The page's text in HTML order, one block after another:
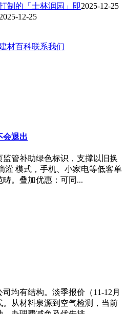
制的「士林润园」即2025-12-25
2025-12-25
材百科联系我们
会退出
管补助绿色标识，支撑以旧换
灌 模式，手机、小家电等低客单
。叠加优惠：可同...
均有结构。淡季报价（11-12月
从材料泉源到空气检测，当前